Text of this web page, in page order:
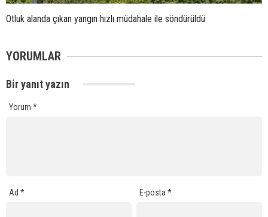
Otluk alanda çıkan yangın hızlı müdahale ile söndürüldü
YORUMLAR
Bir yanıt yazın
Yorum *
Ad * E-posta*